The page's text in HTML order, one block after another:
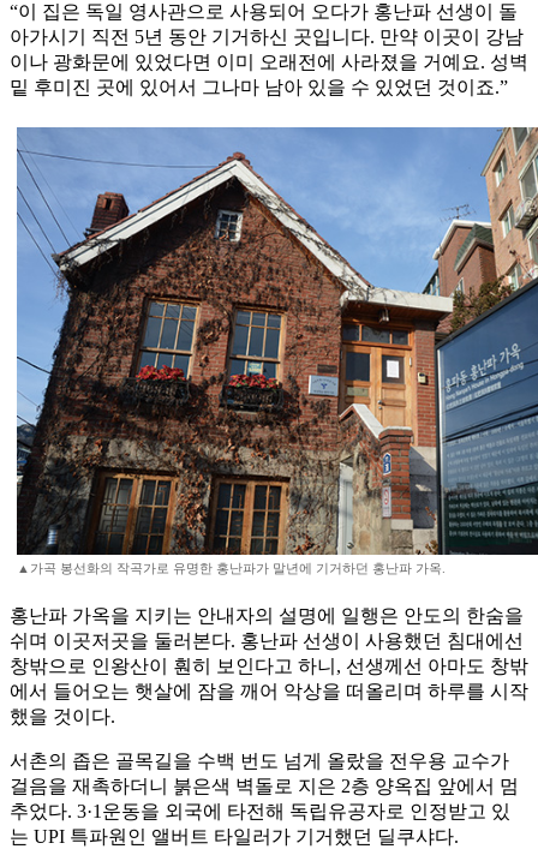
“이 집은 독일 영사관으로 사용되어 오다가 홍난파 선생이 돌
아가시기 직전 5년 동안 기거하신 곳입니다. 만약 이곳이 강남
이나 광화문에 있었다면 이미 오래전에 사라졌을 거예요. 성벽
밑 후미진 곳에 있어서 그나마 남아 있을 수 있었던 것이죠.”
▲가곡 봉선화의 작곡가로 유명한 홍난파가 말년에 기거하던 홍난파 가옥.
홍난파 가옥을 지키는 안내자의 설명에 일행은 안도의 한숨을
쉬며 이곳저곳을 둘러본다. 홍난파 선생이 사용했던 침대에선
창밖으로 인왕산이 훤히 보인다고 하니, 선생께선 아마도 창밖
에서 들어오는 햇살에 잠을 깨어 악상을 떠올리며 하루를 시작
했을 것이다.
서촌의 좁은 골목길을 수백 번도 넘게 올랐을 전우용 교수가
걸음을 재촉하더니 붉은색 벽돌로 지은 2층 양옥집 앞에서 멈
추었다. 3·1운동을 외국에 타전해 독립유공자로 인정받고 있
는 UPI 특파원인 앨버트 타일러가 기거했던 딜쿠샤다.